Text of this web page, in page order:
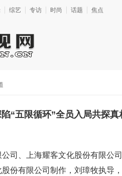
综艺 专访 时尚 话题 焦点
“五限循环”全员入局共探真
司、上海耀客文化股份有限公
份有限公司制作，刘璋牧执导